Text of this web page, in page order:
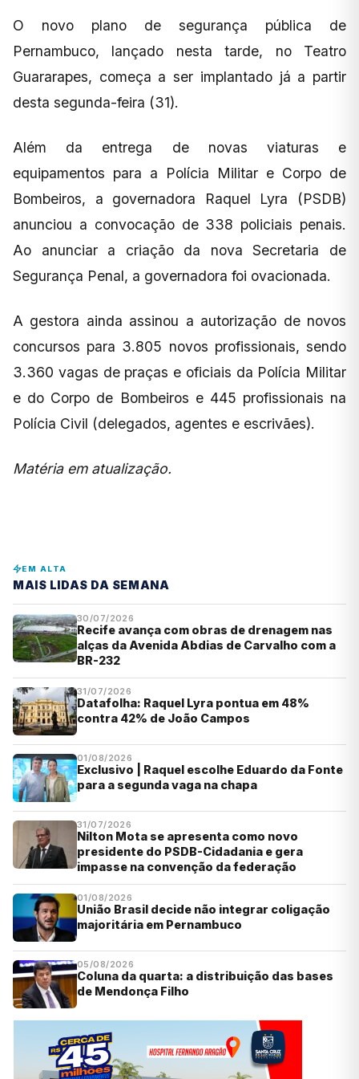
O novo plano de segurança pública de
Pernambuco, lançado nesta tarde, no Teatro
Guararapes, começa a ser implantado já a partir
desta segunda-feira (31).
Além da entrega de novas viaturas e
equipamentos para a Polícia Militar e Corpo de
Bombeiros, a governadora Raquel Lyra (PSDB)
anunciou a convocação de 338 policiais penais.
Ao anunciar a criação da nova Secretaria de
Segurança Penal, a governadora foi ovacionada.
A gestora ainda assinou a autorização de novos
concursos para 3.805 novos profissionais, sendo
3.360 vagas de praças e oficiais da Polícia Militar
e do Corpo de Bombeiros e 445 profissionais na
Polícia Civil (delegados, agentes e escrivães).
Matéria em atualização.
EM ALTA
MAIS LIDAS DA SEMANA
30/07/2026
Recife avança com obras de drenagem nas
alças da Avenida Abdias de Carvalho com a
BR-232
31/07/2026
Datafolha: Raquel Lyra pontua em 48%
contra 42% de João Campos
01/08/2026
Exclusivo | Raquel escolhe Eduardo da Fonte
para a segunda vaga na chapa
31/07/2026
Nilton Mota se apresenta como novo
presidente do PSDB-Cidadania e gera
impasse na convenção da federação
01/08/2026
União Brasil decide não integrar coligação
majoritária em Pernambuco
05/08/2026
Coluna da quarta: a distribuição das bases
de Mendonça Filho